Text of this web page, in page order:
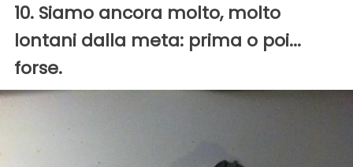
10. Siamo ancora molto, molto
lontani dalla meta: prima o poi...
forse.